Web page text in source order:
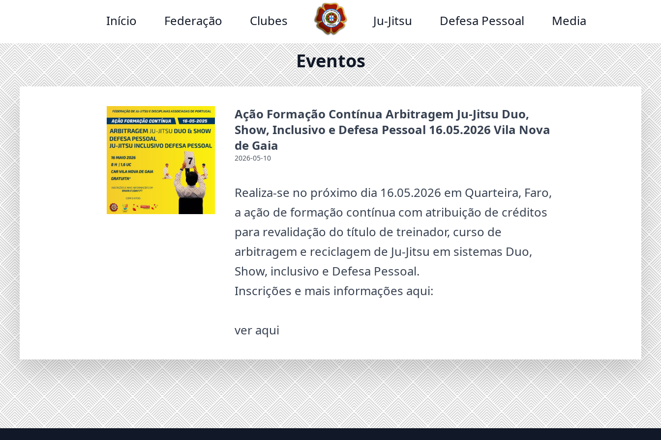
Início Federação Clubes Ju-Jitsu Defesa Pessoal Media
Eventos
Ação Formação Contínua Arbitragem Ju-Jitsu Duo,
Show, Inclusivo e Defesa Pessoal 16.05.2026 Vila Nova
de Gaia
2026-05-10
Realiza-se no próximo dia 16.05.2026 em Quarteira, Faro,
a ação de formação contínua com atribuição de créditos
para revalidação do título de treinador, curso de
arbitragem e reciclagem de Ju-Jitsu em sistemas Duo,
Show, inclusivo e Defesa Pessoal.
Inscrições e mais informações aqui:
ver aqui